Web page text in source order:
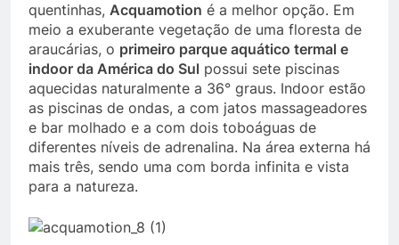
quentinhas, Acquamotion é a melhor opção. Em
meio a exuberante vegetação de uma floresta de
araucárias, o primeiro parque aquático termal e
indoor da América do Sul possui sete piscinas
aquecidas naturalmente a 36° graus. Indoor estão
as piscinas de ondas, a com jatos massageadores
e bar molhado e a com dois toboáguas de
diferentes níveis de adrenalina. Na área externa há
mais três, sendo uma com borda infinita e vista
para a natureza.